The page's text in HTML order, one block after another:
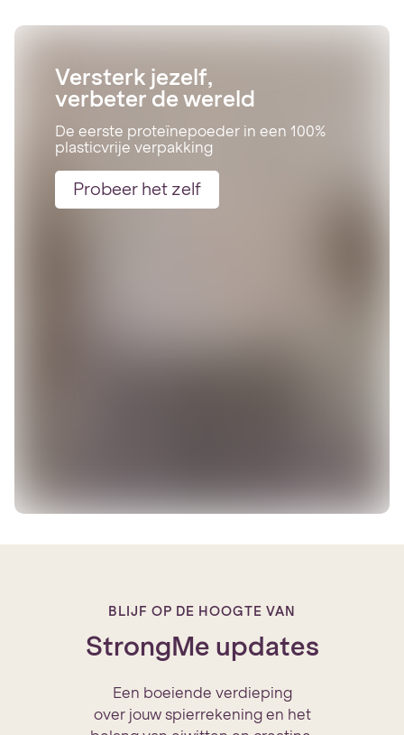
Versterk jezelf,
verbeter de wereld
De eerste proteïnepoeder in een 100%
plasticvrije verpakking
Probeer het zelf
BLIJF OP DE HOOGTE VAN
StrongMe updates
Een boeiende verdieping
over jouw spierrekening en het